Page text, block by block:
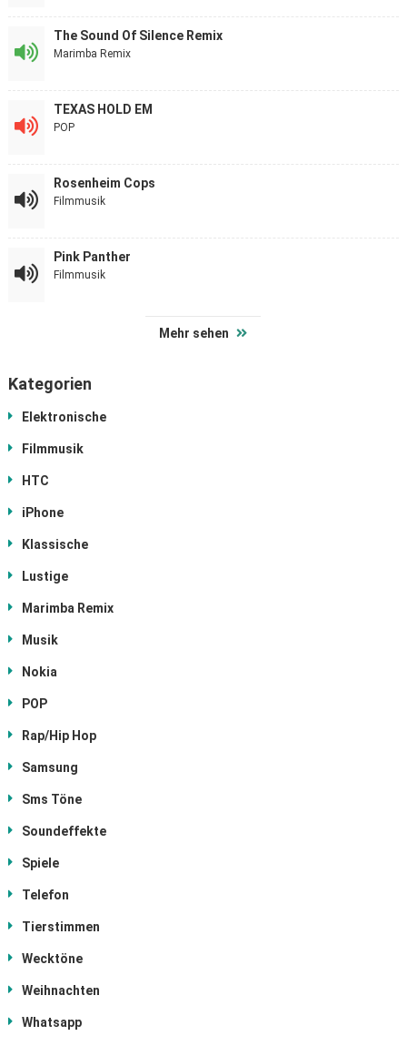
The Sound Of Silence Remix
Marimba Remix
TEXAS HOLD EM
POP
Rosenheim Cops
Filmmusik
Pink Panther
Filmmusik
Mehr sehen
Kategorien
Elektronische
Filmmusik
HTC
iPhone
Klassische
Lustige
Marimba Remix
Musik
Nokia
POP
Rap/Hip Hop
Samsung
Sms Töne
Soundeffekte
Spiele
Telefon
Tierstimmen
Wecktöne
Weihnachten
Whatsapp